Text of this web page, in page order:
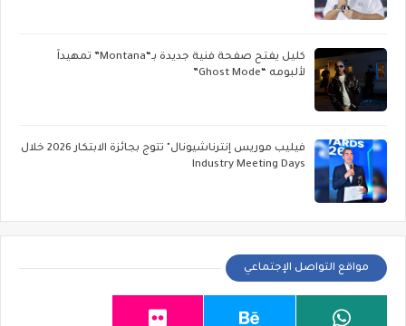
كليل يفتح صفحة فنية جديدة بـ“Montana” تمهيداً
لألبومه “Ghost Mode”
فيليب موريس إنترناشيونال" تتوج بجائزة الابتكار 2026 خلال
Industry Meeting Days
مواقع التواصل الإجتماعي